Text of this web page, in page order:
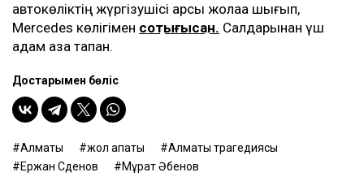
автокөліктің жүргізушісі қарсы жолаққа шығып,
Mercedes көлігімен соқтығысқан. Салдарынан үш
адам қаза тапқан.
Достарыңмен бөліс
Алматы жол апаты
Алматы трагедиясы
Ержан Сәденов
Мұрат Әбенов